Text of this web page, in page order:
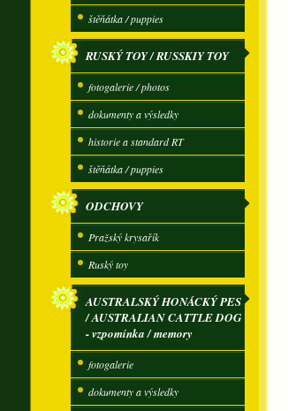
štěňátka / puppies
RUSKÝ TOY / RUSSKIY TOY
fotogalerie / photos
dokumenty a výsledky
historie a standard RT
štěňátka / puppies
ODCHOVY
Pražský krysařík
Ruský toy
AUSTRALSKÝ HONÁCKÝ PES
/ AUSTRALIAN CATTLE DOG
- vzpomínka / memory
fotogalerie
dokumenty a výsledky